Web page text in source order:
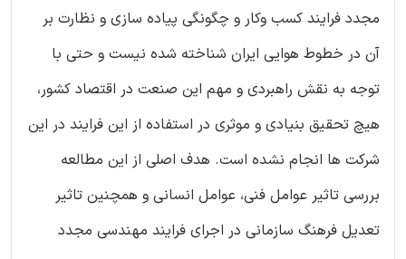
مجدد فرایند کسب وکار و چگونگی پیاده سازی و نظارت بر
آن در خطوط هوایی ایران شناخته شده نیست و حتی با
توجه به نقش راهبردی و مهم این صنعت در اقتصاد کشور،
هیچ تحقیق بنیادی و موثری در استفاده از این فرایند در این
شرکت ها انجام نشده است. هدف اصلی از این مطالعه
بررسی تاثیر عوامل فنی، عوامل انسانی و همچنین تاثیر
تعدیل فرهنگ سازمانی در اجرای فرایند مهندسی مجدد